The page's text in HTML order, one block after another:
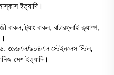
ইত্যাদি।
বাকল, ট্যাং বাকল, বাটারফ্লাই ক্ল্যাস্প,
৩১৬এল/৯০৪এল স্টেইনলেস স্টিল,
মেশ ইত্যাদি।